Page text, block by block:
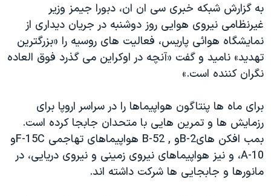
چهل سال گروگان‌گیری
قانون شفافیت دارائی کادر رهبری ایران
اعتراضات مردمی آبان ۹۸
اسرائیل در جنگ
نرگس محمدی برنده جایزه نوبل صلح
همایش محافظه‌کاران آمریکا «سی‌پک»
صفحه‌های ویژه
سفر پرزیدنت ترامپ به چین
به گزارش شبکه خبری سی ان ان، دبورا جیمز وزیر
غیرنظامی نیروی هوایی روز دوشنبه در جریان دیداری از
نمایشگاه هوائی پاریس، فعالیت های روسیه را «بزرگترین
تهدید» نامید و گفت «آنچه در اوکراین می گذرد فوق العاده
نگران کننده است.»
برای ماه ها پنتاگون هواپیماها را در سراسر اروپا برای
رزمایش ها و تمرین هایی با متحدان جابجا کرده است.
بمب افکن هایB-2و , B-52 هواپیماهای تهاجمی F-15Cو
A-10، و نیز هواپیماهای نیروی زمینی و نیروی دریایی، در
مانورها و جابجایی ها شرکت داشته اند.